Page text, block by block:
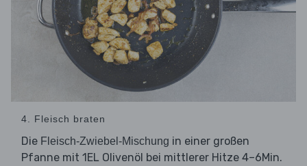
4. Fleisch braten
Die Fleisch-Zwiebel-Mischung in einer großen
Pfanne mit 1EL Olivenöl bei mittlerer Hitze 4–6Min.